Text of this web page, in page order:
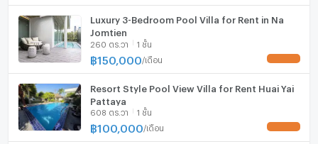
ห้องสตรีม
EV-Charger
เครื่องซักผ้า
ไมโครเวฟ
Luxury 3-Bedroom Pool Villa for Rent in Na
Jomtien
260 ตร.วา 1 ชั้น
฿150,000 /เดือน
Resort Style Pool View Villa for Rent Huai Yai
Pattaya
608 ตร.วา 1 ชั้น
฿100,000 /เดือน